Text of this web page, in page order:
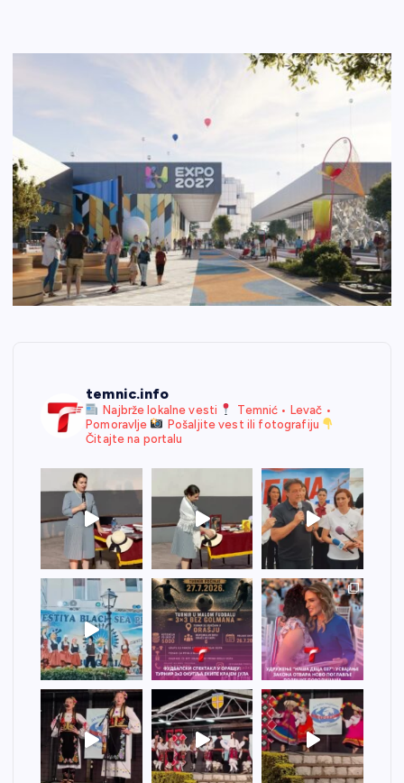
temnic.info
Najbrže lokalne vesti
Temnić • Levač •
Pomoravlje
Pošaljite vest ili fotografiju
Čitajte na portalu